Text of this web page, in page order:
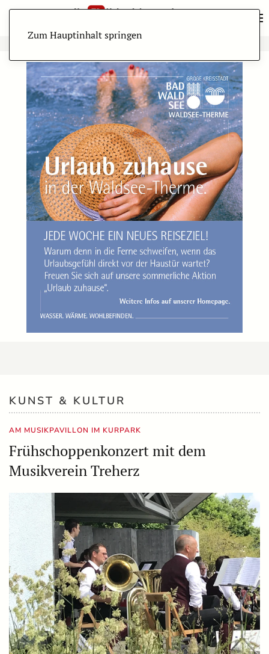
Zum Hauptinhalt springen
KUNST & KULTUR
AM MUSIKPAVILLON IM KURPARK
Frühschoppenkonzert mit dem
Musikverein Treherz